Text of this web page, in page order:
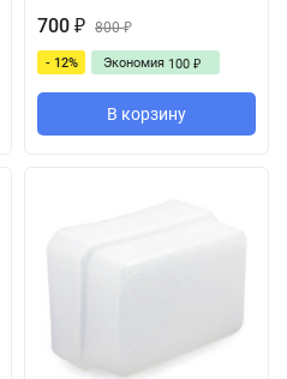
700 ₽ 800₽
- 12% Экономия 100 ₽
В корзину